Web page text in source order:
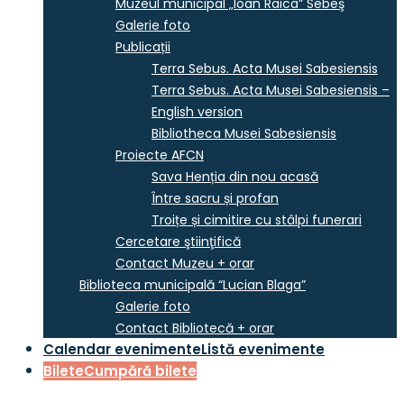
Muzeul municipal „Ioan Raica” Sebeş
Galerie foto
Publicații
Terra Sebus. Acta Musei Sabesiensis
Terra Sebus. Acta Musei Sabesiensis –
English version
Bibliotheca Musei Sabesiensis
Proiecte AFCN
Sava Henția din nou acasă
Între sacru și profan
Troițe și cimitire cu stâlpi funerari
Cercetare ştiinţifică
Contact Muzeu + orar
Biblioteca municipală “Lucian Blaga”
Galerie foto
Contact Bibliotecă + orar
Calendar evenimenteListă evenimente
BileteCumpără bilete